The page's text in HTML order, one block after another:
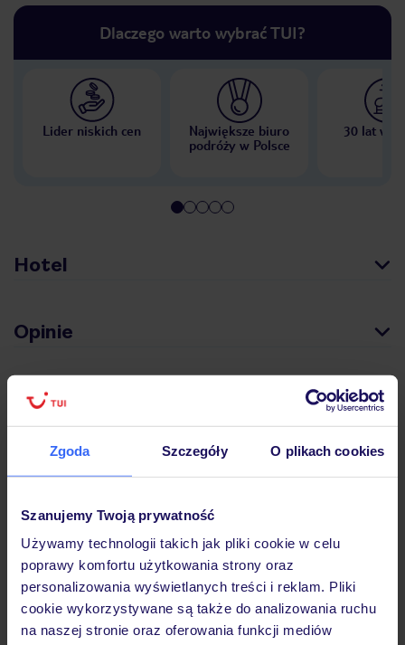
Zgoda Szczegóły O plikach cookies
Szanujemy Twoją prywatność
Używamy technologii takich jak pliki cookie w celu
poprawy komfortu użytkowania strony oraz
personalizowania wyświetlanych treści i reklam. Pliki
cookie wykorzystywane są także do analizowania ruchu
na naszej stronie oraz oferowania funkcji mediów
Dlaczego warto wybrać TUI?
Lider niskich cen
Największe biuro
podróży w Polsce
30 lat w
Hotel
Opinie
Pokoje
Wyżywienie
Atrakcje
Ważne informacje